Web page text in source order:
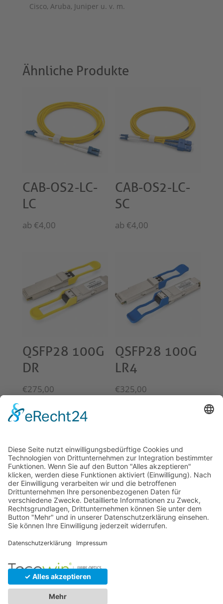
Cisco, Aruba, Juniper u. v. m.
Ähnliche Produkte
CAB-OS2-LC-
LC
ab €4,00
CAB-OS2-LC-
SC
ab €4,00
QSFP28 100G
DR
€275,00
QSFP28 100G
LR4
€325,00
© 2026 Tecowin GmbH |Impressum|Datenschutz
|Widerrufsrecht|AGB|Gewährleistung|RMA